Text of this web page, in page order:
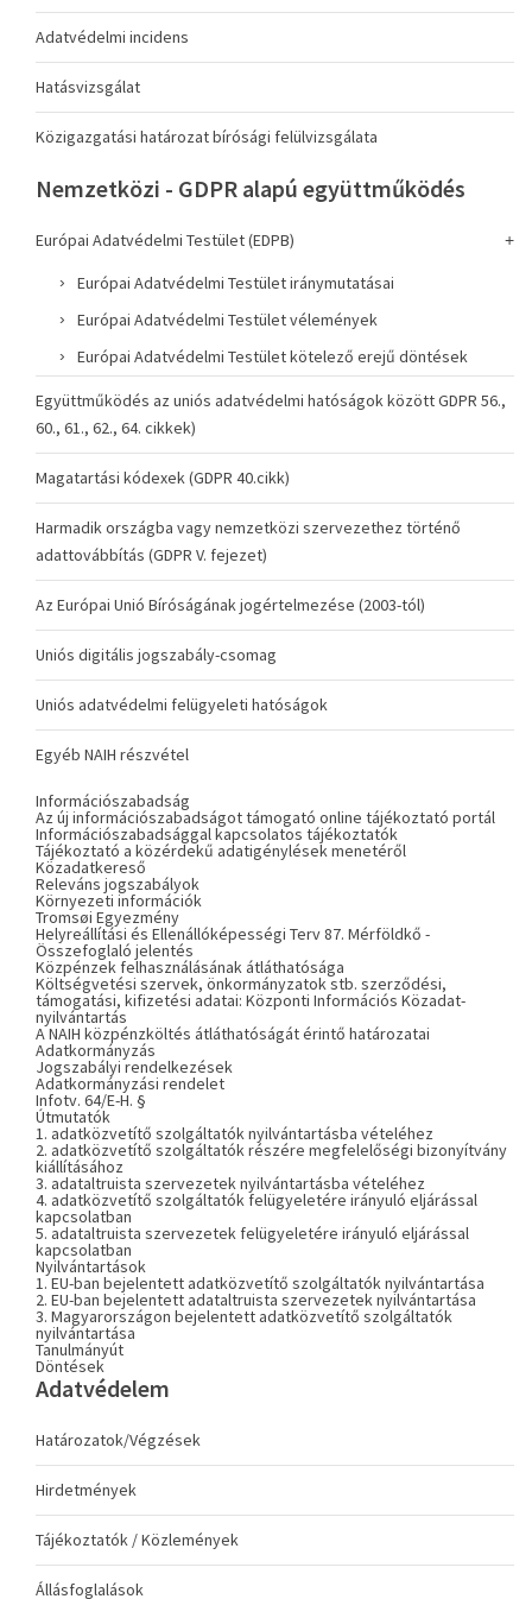
Adatvédelmi incidens
Hatásvizsgálat
Közigazgatási határozat bírósági felülvizsgálata
Nemzetközi - GDPR alapú együttműködés
Európai Adatvédelmi Testület (EDPB)
Európai Adatvédelmi Testület iránymutatásai
Európai Adatvédelmi Testület vélemények
Európai Adatvédelmi Testület kötelező erejű döntések
Együttműködés az uniós adatvédelmi hatóságok között GDPR 56.,
60., 61., 62., 64. cikkek)
Magatartási kódexek (GDPR 40.cikk)
Harmadik országba vagy nemzetközi szervezethez történő
adattovábbítás (GDPR V. fejezet)
Az Európai Unió Bíróságának jogértelmezése (2003-tól)
Uniós digitális jogszabály-csomag
Uniós adatvédelmi felügyeleti hatóságok
Egyéb NAIH részvétel
Információszabadság
Az új információszabadságot támogató online tájékoztató portál
Információszabadsággal kapcsolatos tájékoztatók
Tájékoztató a közérdekű adatigénylések menetéről
Közadatkereső
Releváns jogszabályok
Környezeti információk
Tromsøi Egyezmény
Helyreállítási és Ellenállóképességi Terv 87. Mérföldkő -
Összefoglaló jelentés
Közpénzek felhasználásának átláthatósága
Költségvetési szervek, önkormányzatok stb. szerződési,
támogatási, kifizetési adatai: Központi Információs Közadat-
nyilvántartás
A NAIH közpénzköltés átláthatóságát érintő határozatai
Adatkormányzás
Jogszabályi rendelkezések
Adatkormányzási rendelet
Infotv. 64/E-H. §
Útmutatók
1. adatközvetítő szolgáltatók nyilvántartásba vételéhez
2. adatközvetítő szolgáltatók részére megfelelőségi bizonyítvány
kiállításához
3. adataltruista szervezetek nyilvántartásba vételéhez
4. adatközvetítő szolgáltatók felügyeletére irányuló eljárással
kapcsolatban
5. adataltruista szervezetek felügyeletére irányuló eljárással
kapcsolatban
Nyilvántartások
1. EU-ban bejelentett adatközvetítő szolgáltatók nyilvántartása
2. EU-ban bejelentett adataltruista szervezetek nyilvántartása
3. Magyarországon bejelentett adatközvetítő szolgáltatók
nyilvántartása
Tanulmányút
Döntések
Adatvédelem
Határozatok/Végzések
Hirdetmények
Tájékoztatók / Közlemények
Állásfoglalások